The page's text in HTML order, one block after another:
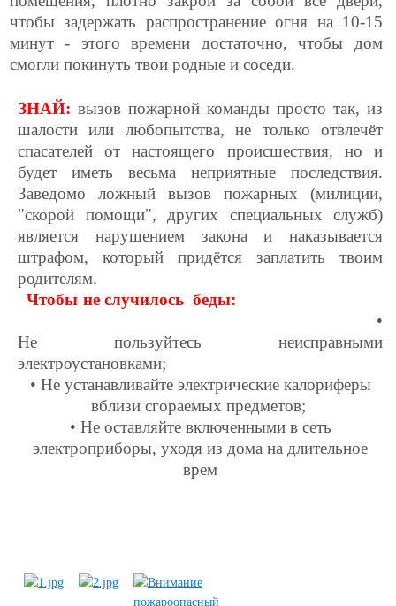
чтобы задержать распространение огня на 10-15
минут - этого времени достаточно, чтобы дом
смогли покинуть твои родные и соседи.
ЗНАЙ: вызов пожарной команды просто так, из
шалости или любопытства, не только отвлечёт
спасателей от настоящего происшествия, но и
будет иметь весьма неприятные последствия.
Заведомо ложный вызов пожарных (милиции,
"скорой помощи", других специальных служб)
является нарушением закона и наказывается
штрафом, который придётся заплатить твоим
родителям.
Чтобы не случилось беды:
•
Не пользуйтесь неисправными
электроустановками;
• Не устанавливайте электрические калориферы
вблизи сгораемых предметов;
• Не оставляйте включенными в сеть
электроприборы, уходя из дома на длительное
врем